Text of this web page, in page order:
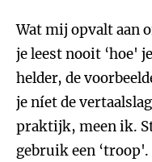
Wat mij opvalt aan
je leest nooit ‘hoe'
helder, de
je níet de
praktijk, meen ik.
gebruik een